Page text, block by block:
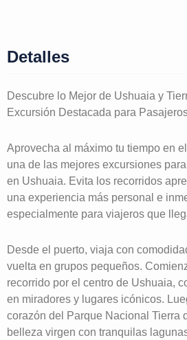
Detalles
Descubre lo Mejor de Ushuaia y
Excursión Destacada para
Aprovecha al máximo tu tiempo en
una de las mejores excursiones
en Ushuaia. Evita los recorridos
una experiencia más personal e
especialmente para viajeros que
Desde el puerto, viaja con
vuelta en grupos pequeños.
recorrido por el centro de Ushuaia,
en miradores y lugares icónicos.
corazón del Parque Nacional Tierra
belleza virgen con tranquilas